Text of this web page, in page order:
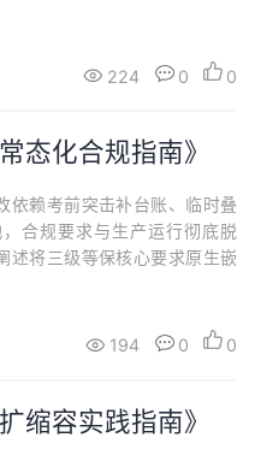
共性难点的破解思路，阐述
值，探讨智能体模式对传统企
224 0 0
态化合规指南》
依赖考前突击补台账、临时叠
合规要求与生产运行彻底脱
述将三级等保核心要求原生嵌
备体系与主机安全加固等核
。
194 0 0
缩容实践指南》